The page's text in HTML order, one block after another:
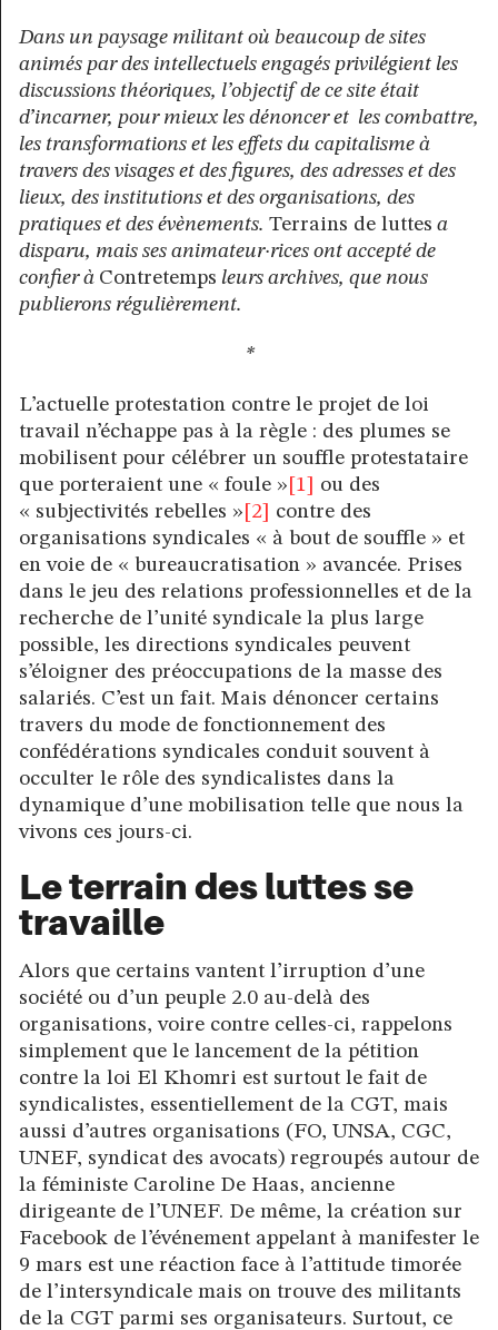
Dans un paysage militant où beaucoup de sites
animés par des intellectuels engagés privilégient les
discussions théoriques, l’objectif de ce site était
d’incarner, pour mieux les dénoncer et les combattre,
les transformations et les effets du capitalisme à
travers des visages et des figures, des adresses et des
lieux, des institutions et des organisations, des
pratiques et des évènements. Terrains de luttes a
disparu, mais ses animateur·rices ont accepté de
confier à Contretemps leurs archives, que nous
publierons régulièrement.
*
L’actuelle protestation contre le projet de loi
travail n’échappe pas à la règle : des plumes se
mobilisent pour célébrer un souffle protestataire
que porteraient une « foule »[1] ou des
« subjectivités rebelles »[2] contre des
organisations syndicales « à bout de souffle » et
en voie de « bureaucratisation » avancée. Prises
dans le jeu des relations professionnelles et de la
recherche de l’unité syndicale la plus large
possible, les directions syndicales peuvent
s’éloigner des préoccupations de la masse des
salariés. C’est un fait. Mais dénoncer certains
travers du mode de fonctionnement des
confédérations syndicales conduit souvent à
occulter le rôle des syndicalistes dans la
dynamique d’une mobilisation telle que nous la
vivons ces jours-ci.
Le terrain des luttes se
travaille
Alors que certains vantent l’irruption d’une
société ou d’un peuple 2.0 au-delà des
organisations, voire contre celles-ci, rappelons
simplement que le lancement de la pétition
contre la loi El Khomri est surtout le fait de
syndicalistes, essentiellement de la CGT, mais
aussi d’autres organisations (FO, UNSA, CGC,
UNEF, syndicat des avocats) regroupés autour de
la féministe Caroline De Haas, ancienne
dirigeante de l’UNEF. De même, la création sur
Facebook de l’événement appelant à manifester le
9 mars est une réaction face à l’attitude timorée
de l’intersyndicale mais on trouve des militants
de la CGT parmi ses organisateurs. Surtout, ce